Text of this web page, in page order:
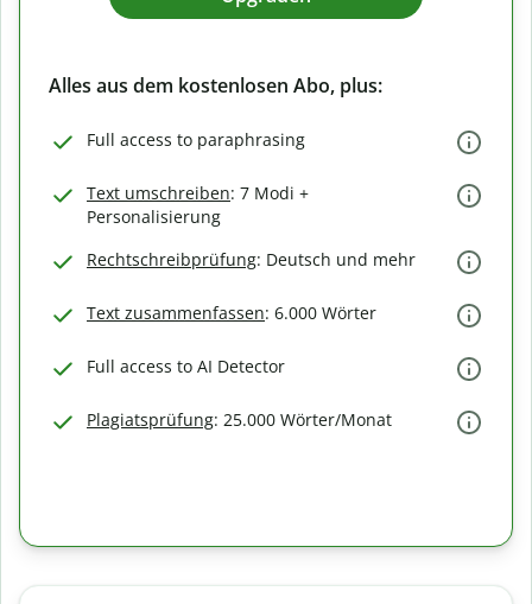
Alles aus dem kostenlosen Abo, plus:
Full access to paraphrasing
Text umschreiben: 7 Modi +
Personalisierung
Rechtschreibprüfung: Deutsch und mehr
Text zusammenfassen: 6.000 Wörter
Full access to AI Detector
Plagiatsprüfung: 25.000 Wörter/Monat